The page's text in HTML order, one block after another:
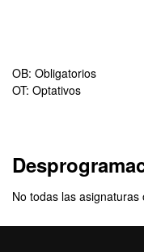
OB: Obligatorios
OT: Optativos
No todas las